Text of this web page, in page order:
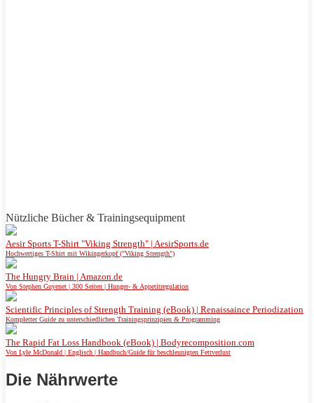
Nützliche Bücher & Trainingsequipment
Aesir Sports T-Shirt "Viking Strength" | AesirSports.de
Hochwertiges T-Shirt mit Wikingerkopf ("Viking Strength")
The Hungry Brain | Amazon.de
Von Stephen Guyenet | 300 Seiten | Hunger- & Appetitregulation
Scientific Principles of Strength Training (eBook) | Renaissaince Periodization
Kompletter Guide zu unterschiedlichen Trainingsprinzipien & Programming
The Rapid Fat Loss Handbook (eBook) | Bodyrecomposition.com
Von Lyle McDonald | Englisch | Handbuch/Guide für beschleunigten Fettverlust
Die Nährwerte